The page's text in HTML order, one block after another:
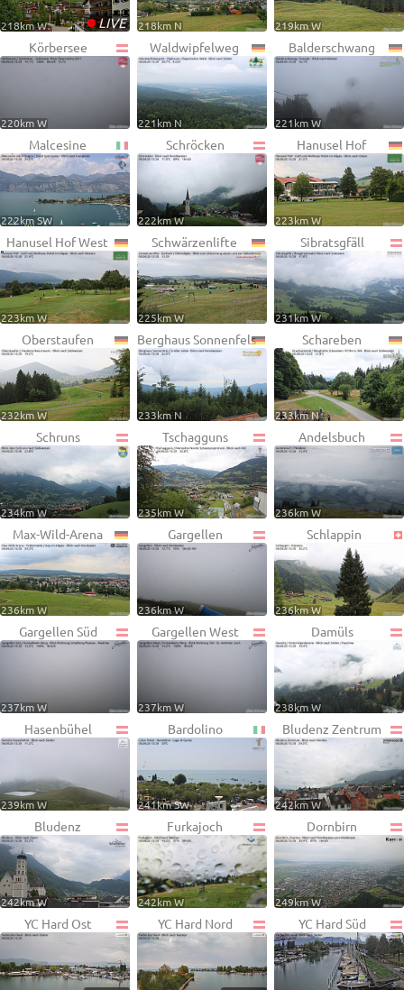
•LIVE
218km W 218km N 219km W
Körbersee
220km W
Waldwipfelweg
221km N
Balderschwang
221km W
Malcesine
222km SW
Schröcken
222km W
Hanusel Hof
223km W
Hanusel Hof West
223km W
Schwärzenlifte
225km W
Sibratsgfäll
231km W
Oberstaufen
232km W
Berghaus Sonnenfels
233km N
Schareben
233km N
Schruns
234km W
Tschagguns
235km W
Andelsbuch
236km W
Max-Wild-Arena
236km W
Gargellen
236km W
Schlappin
236km W
Gargellen Süd
237km W
Gargellen West
237km W
Damüls
238km W
Hasenbühel
239km W
Bardolino
241km SW
Bludenz Zentrum
242km W
Bludenz
242km W
Furkajoch
242km W
Dornbirn
249km W
YC Hard Ost YC Hard Nord YC Hard Süd